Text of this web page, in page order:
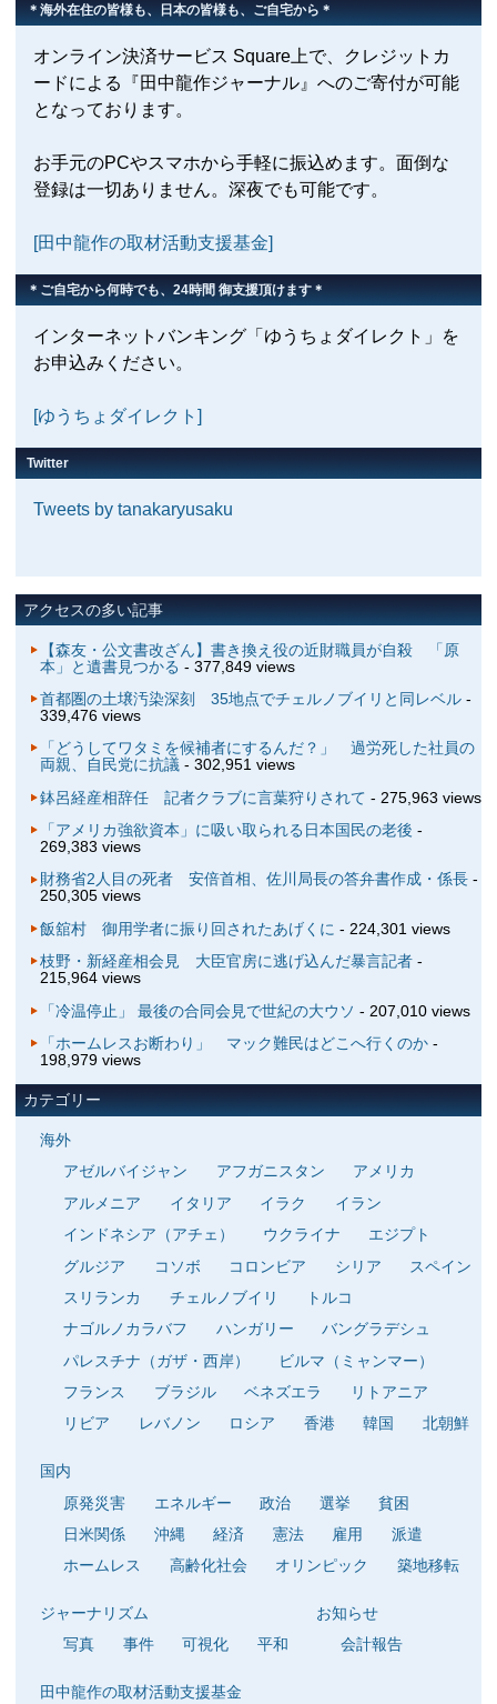
＊海外在住の皆様も、日本の皆様も、ご自宅から＊
オンライン決済サービス Square上で、クレジットカ
ードによる『田中龍作ジャーナル』へのご寄付が可能
となっております。
お手元のPCやスマホから手軽に振込めます。面倒な
登録は一切ありません。深夜でも可能です。
[田中龍作の取材活動支援基金]
＊ご自宅から何時でも、24時間 御支援頂けます＊
インターネットバンキング「ゆうちょダイレクト」を
お申込みください。
[ゆうちょダイレクト]
Twitter
Tweets by tanakaryusaku
アクセスの多い記事
【森友・公文書改ざん】書き換え役の近財職員が自殺 「原
本」と遺書見つかる - 377,849 views
首都圏の土壌汚染深刻 35地点でチェルノブイリと同レベル-
339,476 views
「どうしてワタミを候補者にするんだ？」 過労死した社員の
両親、自民党に抗議- 302,951 views
鉢呂経産相辞任 記者クラブに言葉狩りされて - 275,963 views
「アメリカ強欲資本」に吸い取られる日本国民の老後 -
269,383 views
財務省2人目の死者 安倍首相、佐川局長の答弁書作成・係長-
250,305 views
飯舘村 御用学者に振り回されたあげくに - 224,301 views
枝野・新経産相会見 大臣官房に逃げ込んだ暴言記者-
215,964 views
「冷温停止」 最後の合同会見で世紀の大ウソ - 207,010 views
「ホームレスお断わり」 マック難民はどこへ行くのか-
198,979 views
カテゴリー
海外
アゼルバイジャン
アフガニスタン
アメリカ
アルメニア
イタリア イラク
イラン
インドネシア（アチェ）
ウクライナ
エジプト
グルジア
コソボ コロンビア シリア
スペイン
スリランカ
チェルノブイリ
トルコ
ナゴルノカラバフ
ハンガリー
バングラデシュ
パレスチナ（ガザ・西岸）
ビルマ（ミャンマー）
フランス
ブラジル ベネズエラ
リトアニア
リビア
レバノン ロシア 香港 韓国 北朝鮮
国内
原発災害
エネルギー 政治 選挙
貧困
日米関係
沖縄 経済 憲法 雇用
派遣
ホームレス
高齢化社会 オリンピック 築地移転
ジャーナリズム
写真
事件 可視化 平和
お知らせ
会計報告
田中龍作の取材活動支援基金